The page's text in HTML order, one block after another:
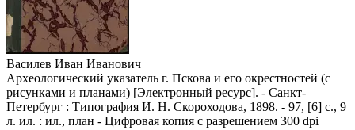
Василев Иван Иванович
Археологический указатель г. Пскова и его окрестностей (с
рисунками и планами) [Электронный ресурс]. - Санкт-
Петербург : Типография И. Н. Скороходова, 1898. - 97, [6] с., 9
л. ил. : ил., план - Цифровая копия с разрешением 300 dpi